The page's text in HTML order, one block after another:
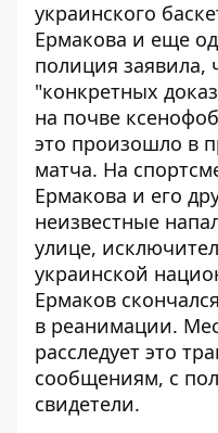
украинского
Ермакова и еще
полиция заявила,
"конкретных
на почве
это произошло в
матча. На
Ермакова и его
неизвестные
улице,
украинской
Ермаков
в реанимации.
расследует это
сообщениям, с
свидетели.